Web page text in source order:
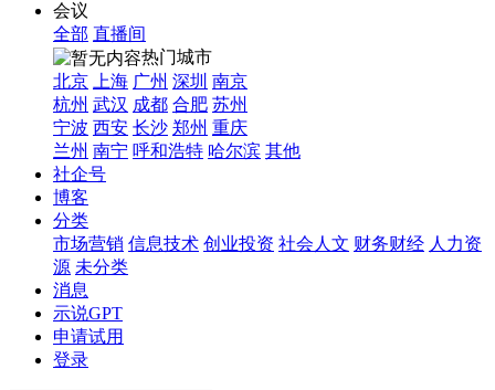
会议
全部 直播间
热门城市
北京
上海 广州 深圳 南京
杭州 武汉 成都 合肥 苏州
宁波 西安 长沙 郑州 重庆
兰州 南宁 呼和浩特 哈尔滨 其他
社企号
博客
分类
市场营销 信息技术 创业投资 社会人文 财务财经 人力资
源 未分类
消息
示说GPT
申请试用
登录